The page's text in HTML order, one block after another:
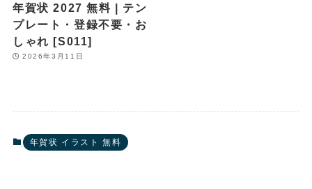
年賀状 2027 無料 | テン
プレート・登録不要・お
しゃれ [S011]
2026年3月11日
年賀状 イラスト 無料